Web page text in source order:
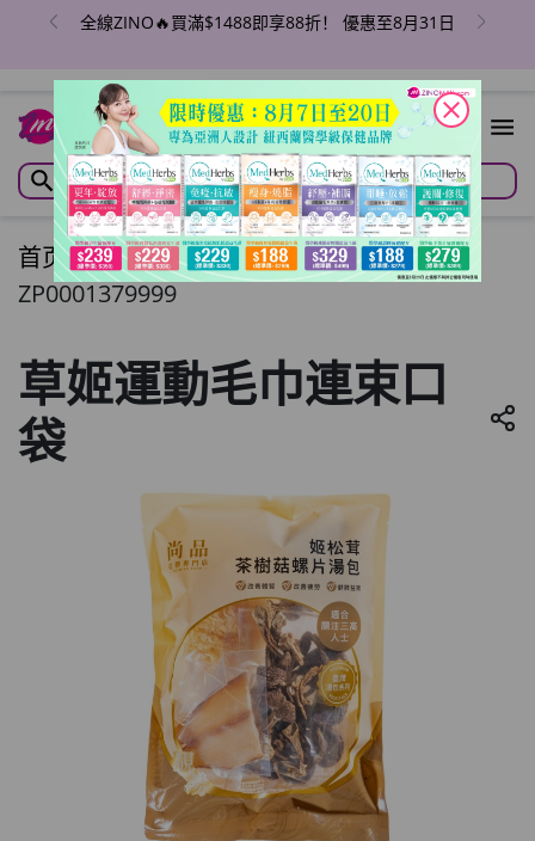
全線ZINO🔥買滿$1488即享88折！ 優惠至8月31日
首页/草姬運動毛巾連束口袋
ZP0001379999
草姬運動毛巾連束口
袋
close